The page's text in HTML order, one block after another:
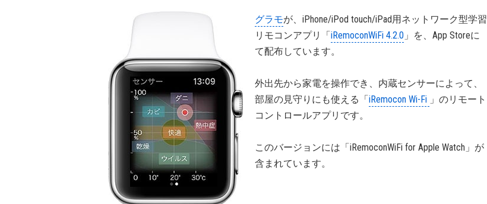
グラモが、iPhone/iPod touch/iPad用ネットワーク型学習
リモコンアプリ「iRemoconWiFi 4.2.0 」を、App Storeに
て配布しています。
外出先から家電を操作でき、内蔵センサーによって、
部屋の見守りにも使える「iRemocon Wi-Fi 」のリモート
コントロールアプリです。
このバージョンには「iRemoconWiFi for Apple Watch」が
含まれています。